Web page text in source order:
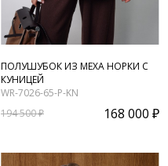
ПОЛУШУБОК ИЗ МЕХА НОРКИ С
КУНИЦЕЙ
WR-7026-65-P-KN
194 500 ₽
168 000 ₽